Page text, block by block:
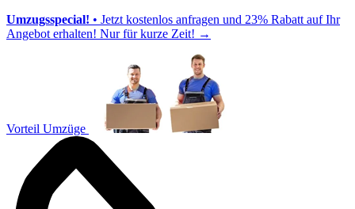
Umzugsspecial! • Jetzt kostenlos anfragen und 23% Rabatt auf Ihr
Angebot erhalten! Nur für kurze Zeit! →
Vorteil Umzüge